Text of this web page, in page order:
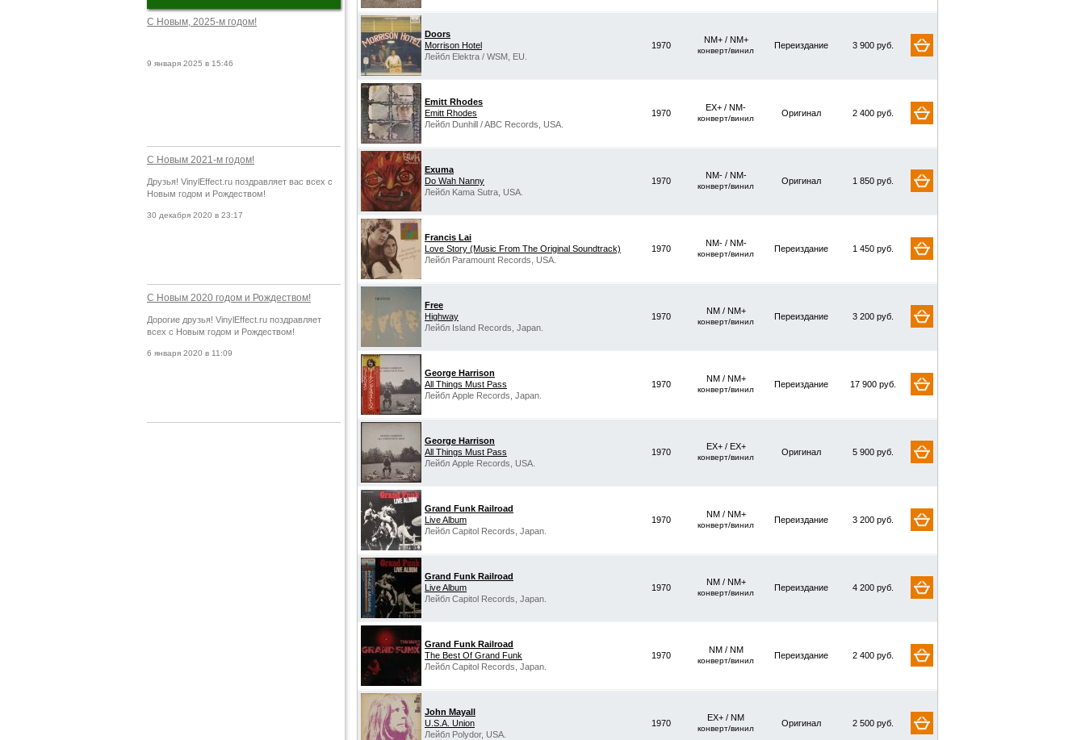
С Новым, 2025-м годом!
9 января 2025 в 15:46
С Новым 2021-м годом!
Друзья! VinylEffect.ru поздравляет вас всех с
Новым годом и Рождеством!
30 декабря 2020 в 23:17
С Новым 2020 годом и Рождеством!
Дорогие друзья! VinylEffect.ru поздравляет
всех с Новым годом и Рождеством!
6 января 2020 в 11:09
Doors
Morrison Hotel
Лейбл Elektra / WSM, EU.
1970
NM+ / NM+
конверт/винил
Переиздание 3 900 руб.
Emitt Rhodes
Emitt Rhodes
Лейбл Dunhill / ABC Records, USA.
1970
EX+ / NM-
конверт/винил
Оригинал 2 400 руб.
Exuma
Do Wah Nanny
Лейбл Kama Sutra, USA.
1970
NM- / NM-
конверт/винил
Оригинал 1 850 руб.
Francis Lai
Love Story (Music From The Original Soundtrack)
Лейбл Paramount Records, USA.
1970
NM- / NM-
конверт/винил
Переиздание 1 450 руб.
Free
Highway
Лейбл Island Records, Japan.
1970
NM / NM+
конверт/винил
Переиздание 3 200 руб.
George Harrison
All Things Must Pass
Лейбл Apple Records, Japan.
1970
NM / NM+
конверт/винил
Переиздание 17 900 руб.
George Harrison
All Things Must Pass
Лейбл Apple Records, USA.
1970
EX+ / EX+
конверт/винил
Оригинал 5 900 руб.
Grand Funk Railroad
Live Album
Лейбл Capitol Records, Japan.
1970
NM / NM+
конверт/винил
Переиздание 3 200 руб.
Grand Funk Railroad
Live Album
Лейбл Capitol Records, Japan.
1970
NM / NM+
конверт/винил
Переиздание 4 200 руб.
Grand Funk Railroad
The Best Of Grand Funk
Лейбл Capitol Records, Japan.
1970
NM / NM
конверт/винил
Переиздание 2 400 руб.
John Mayall
U.S.A. Union
Лейбл Polydor, USA.
1970
EX+ / NM
конверт/винил
Оригинал 2 500 руб.